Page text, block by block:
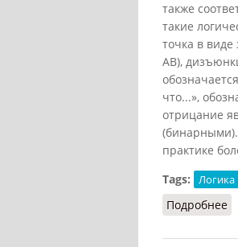
также
такие
точка в
AB),
что...»,
отрицание
(бинарными).
практике
Tags:
Логика
Подробнее